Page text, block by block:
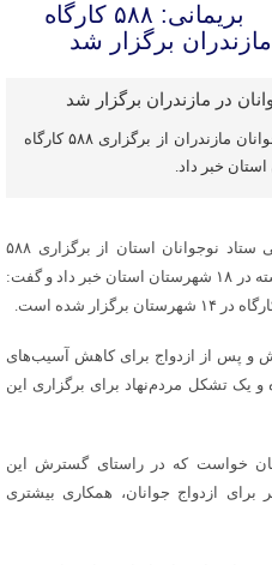
بریمانی: ۵۸۸ کارگاه
برگزار شد
محمودآباد آنلاین : مدیرکل ورزش و جوانان مازندران از برگزاری ۵۸۸ کارگاه
حسین بریمانی در در نشست ساماندهی ستاد نوجوانان استان از برگزاری ۵۸۸
کارگاه آموزشی برای جوانان در سال گذشته در ۱۸ شهرستان استان خبر داد و گفت:
و پس از ازدواج برای کاهش آسیب‌های
با ۲۰ مرکز مشاوره و یک تشکل مردم‌نهاد برای برگزاری این
خواست که در راستای گسترش این
برای ازدواج جوانان، همکاری بیشتری